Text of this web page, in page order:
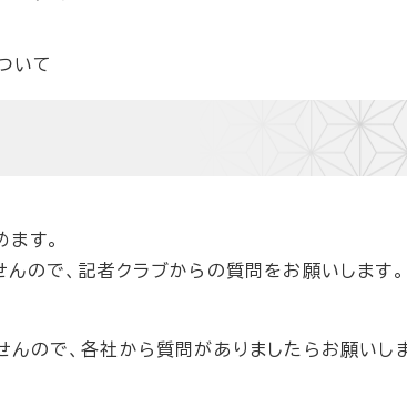
いて
す。
ので、記者クラブからの質問をお願いします。
ので、各社から質問がありましたらお願いしま